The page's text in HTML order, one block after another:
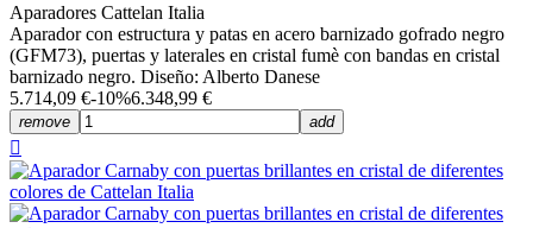
Aparadores Cattelan Italia
Aparador con estructura y patas en acero barnizado gofrado negro
(GFM73), puertas y laterales en cristal fumè con bandas en cristal
barnizado negro. Diseño: Alberto Danese
5.714,09 €-10%6.348,99 €
remove add
